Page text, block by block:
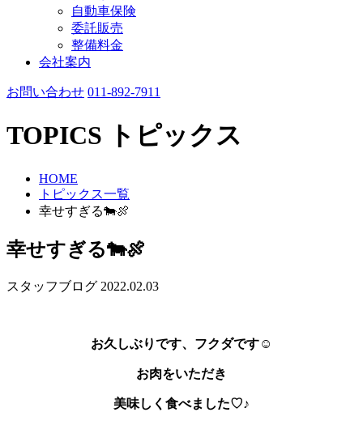
自動車保険
委託販売
整備料金
会社案内
お問い合わせ 011-892-7911
TOPICS トピックス
HOME
トピックス一覧
幸せすぎる🐄🍖
幸せすぎる🐄🍖
スタッフブログ 2022.02.03
お久しぶりです、フクダです☺
お肉をいただき
美味しく食べました♡♪